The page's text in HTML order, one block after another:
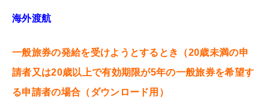
海外渡航
一般旅券の発給を受けようとするとき（20歳未満の申
請者又は20歳以上で有効期限が5年の一般旅券を希望す
る申請者の場合（ダウンロード用）